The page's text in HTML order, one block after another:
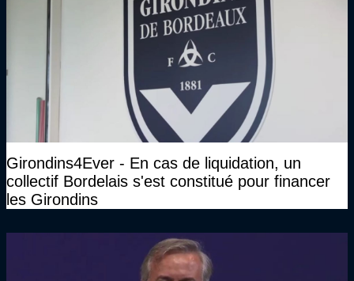
Girondins4Ever - En cas de liquidation, un
collectif Bordelais s'est constitué pour financer
les Girondins